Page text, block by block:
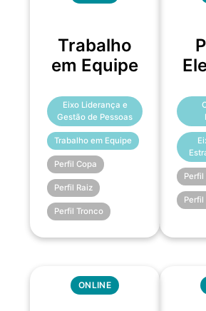
Trabalho
em Equipe
Eixo Liderança e
Gestão de Pessoas
Trabalho em Equipe
Perfil Copa
Perfil Raiz
Perfil Tronco
Perfil
Perfil
ONLINE